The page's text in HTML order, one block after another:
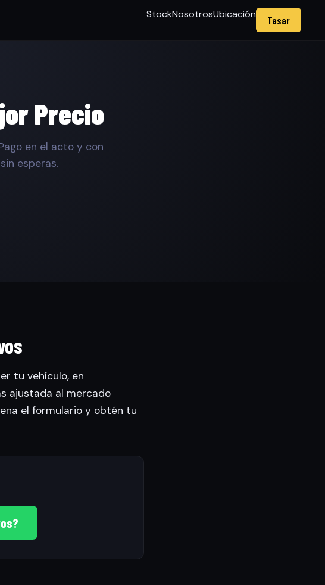
StockNosotrosUbicación Tasar
Precio
en el acto y con
esperas.
tu vehículo, en
ajustada al mercado
el formulario y obtén tu